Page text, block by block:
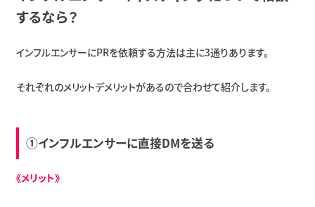
するなら？
インフルエンサーにPRを依頼する方法は主に3通りあります。
それぞれのメリットデメリットがあるので合わせて紹介します。
①インフルエンサーに直接DMを送る
《メリット》